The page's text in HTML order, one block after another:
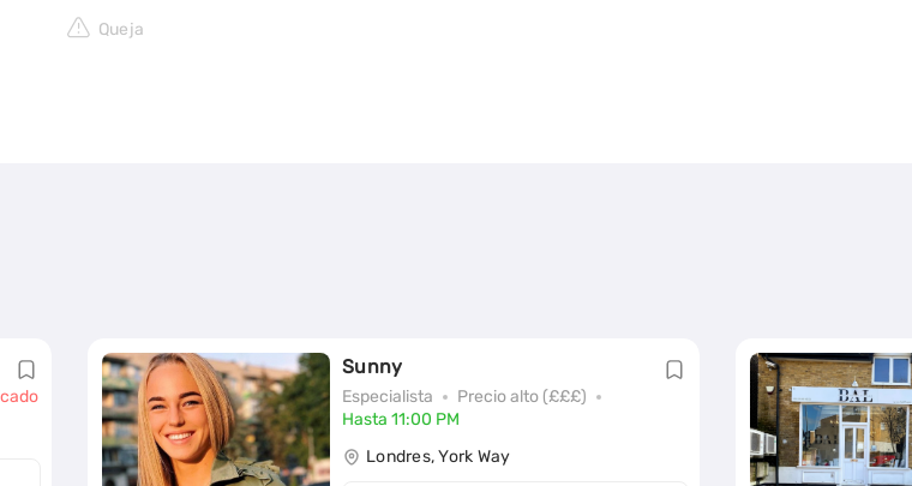
Queja
Sunny
Especialista
Precio alto (£££)
Hasta 11:00 PM
Londres, York Way